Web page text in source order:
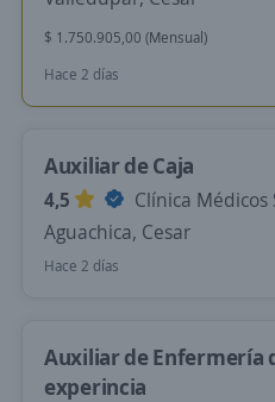
$ 1.750.905,00 (Mensual)
Hace 2 días
Auxiliar de Caja
4,5
Clínica Médicos
Aguachica, Cesar
Hace 2 días
Auxiliar de Enfermería
experincia